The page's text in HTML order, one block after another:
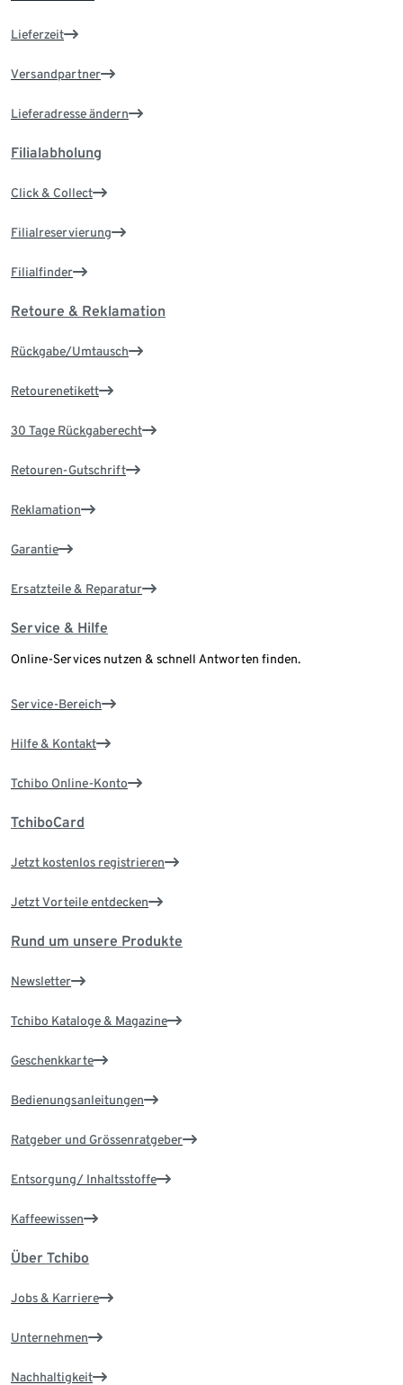
Lieferzeit
Versandpartner
Lieferadresse ändern
Filialabholung
Click & Collect
Filialreservierung
Filialfinder
Retoure & Reklamation
Rückgabe/Umtausch
Retourenetikett
30 Tage Rückgaberecht
Retouren-Gutschrift
Reklamation
Garantie
Ersatzteile & Reparatur
Service & Hilfe
Online-Services nutzen & schnell Antworten finden.
Service-Bereich
Hilfe & Kontakt
Tchibo Online-Konto
TchiboCard
Jetzt kostenlos registrieren
Jetzt Vorteile entdecken
Rund um unsere Produkte
Newsletter
Tchibo Kataloge & Magazine
Geschenkkarte
Bedienungsanleitungen
Ratgeber und Grössenratgeber
Entsorgung/ Inhaltsstoffe
Kaffeewissen
Über Tchibo
Jobs & Karriere
Unternehmen
Nachhaltigkeit